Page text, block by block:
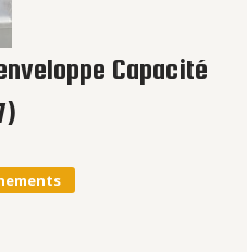
Capacité